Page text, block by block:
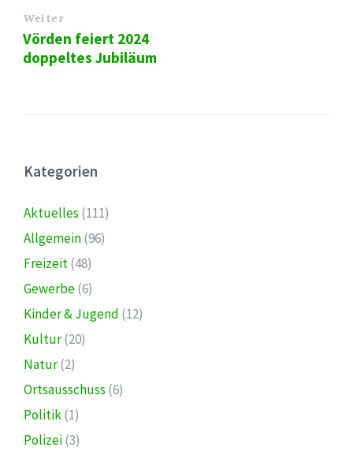
Weiter
Vörden feiert 2024
doppeltes Jubiläum
Kategorien
Aktuelles (111)
Allgemein(96)
Freizeit(48)
Gewerbe(6)
Kinder & Jugend (12)
Kultur(20)
Natur(2)
Ortsausschuss (6)
Politik(1)
Polizei(3)